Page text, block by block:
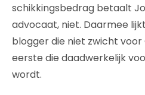
schikkingsbedrag betaalt
advocaat, niet. Daarmee
blogger die niet zwicht voor
eerste die daadwerkelijk
wordt.